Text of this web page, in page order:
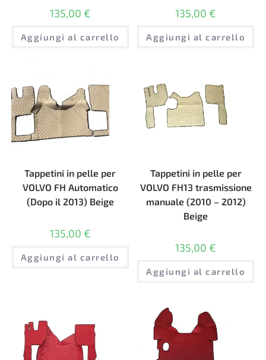
135,00 €
Aggiungi al carrello
135,00 €
Aggiungi al carrello
Tappetini in pelle per
VOLVO FH Automatico
(Dopo il 2013) Beige
135,00 €
Aggiungi al carrello
Tappetini in pelle per
VOLVO FH13 trasmissione
manuale (2010 – 2012)
Beige
135,00 €
Aggiungi al carrello